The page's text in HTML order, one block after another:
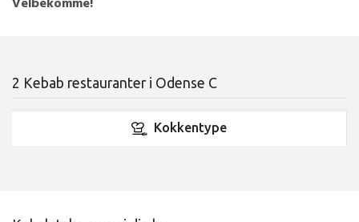
2 Kebab restauranter i Odense C
Kokkentype